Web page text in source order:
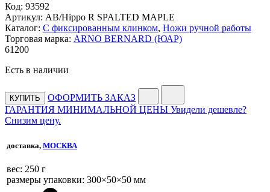
Код: 93592
Артикул: AB/Hippo R SPALTED MAPLE
Каталог: С фиксированным клинком, Ножи ручной работы
Торговая марка: ARNO BERNARD (ЮАР)
61 200
Есть в наличии
КУПИТЬ
ОФОРМИТЬ ЗАКАЗ
ГАРАНТИЯ МИНИМАЛЬНОЙ ЦЕНЫ Увидели дешевле?
Снизим цену.
доставка, МОСКВА
веc: 250 г
размеры упаковки: 300×50×50 мм